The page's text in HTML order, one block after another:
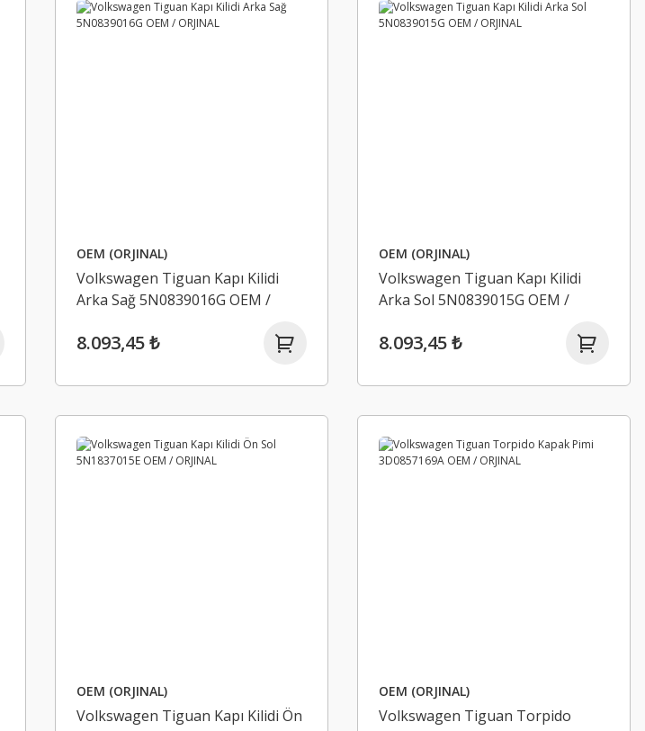
OEM (ORJINAL)
Volkswagen Tiguan Kapı Kilidi
Arka Sağ 5N0839016G OEM /
8.093,45 ₺
OEM (ORJINAL)
Volkswagen Tiguan Kapı Kilidi
Arka Sol 5N0839015G OEM /
8.093,45 ₺
OEM (ORJINAL)
Volkswagen Tiguan Kapı Kilidi Ön
OEM (ORJINAL)
Volkswagen Tiguan Torpido